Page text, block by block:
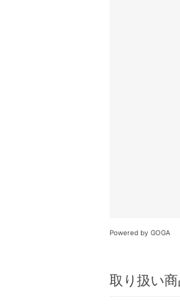
Powered by GOGA
取り扱い